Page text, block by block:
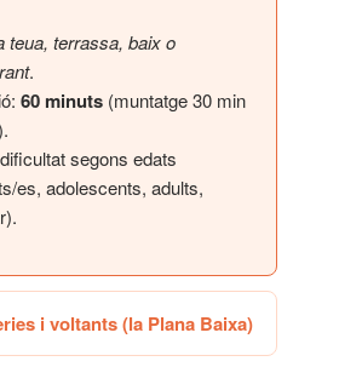
teua, terrassa, baix o
.
60 minuts (muntatge 30 min
segons edats
es, adolescents, adults,
i voltants (la Plana Baixa)